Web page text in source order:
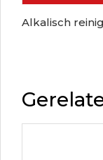
Alkalisch